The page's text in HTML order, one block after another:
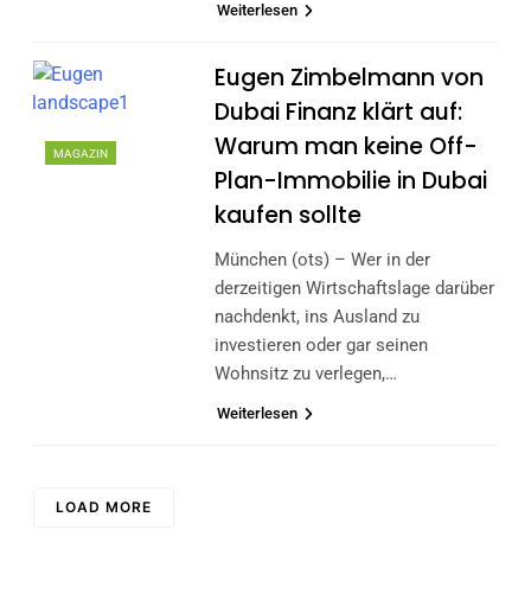
Weiterlesen
MAGAZIN
Eugen Zimbelmann von
Dubai Finanz klärt auf:
Warum man keine Off-
Plan-Immobilie in Dubai
kaufen sollte
München (ots) – Wer in der
derzeitigen Wirtschaftslage darüber
nachdenkt, ins Ausland zu
investieren oder gar seinen
Wohnsitz zu verlegen,…
Weiterlesen
LOAD MORE